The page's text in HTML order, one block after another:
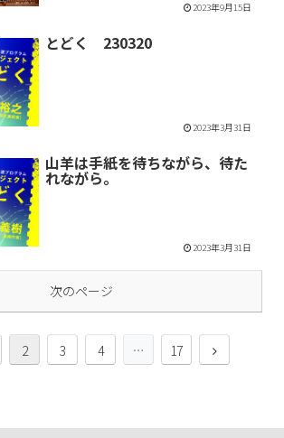
2023年9月15日
とどく 230320
2023年3月31日
山羊は手紙を待ちながら、待た
れながら。
2023年3月31日
次のページ
2 3 4 … 17